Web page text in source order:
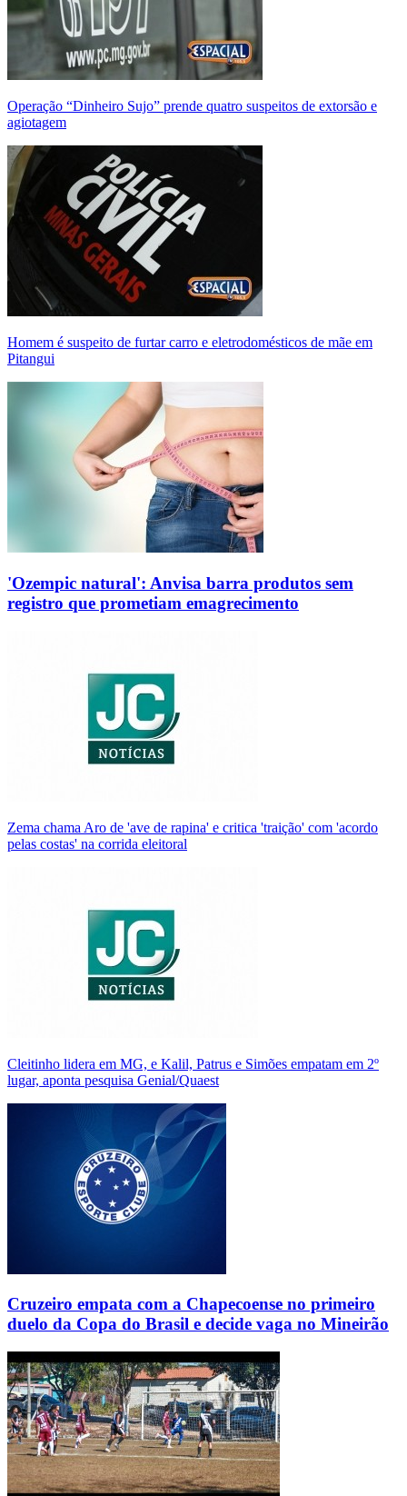
Operação “Dinheiro Sujo” prende quatro suspeitos de extorsão e
agiotagem
Homem é suspeito de furtar carro e eletrodomésticos de mãe em
Pitangui
'Ozempic natural': Anvisa barra produtos sem
registro que prometiam emagrecimento
Zema chama Aro de 'ave de rapina' e critica 'traição' com 'acordo
pelas costas' na corrida eleitoral
Cleitinho lidera em MG, e Kalil, Patrus e Simões empatam em 2º
lugar, aponta pesquisa Genial/Quaest
Cruzeiro empata com a Chapecoense no primeiro
duelo da Copa do Brasil e decide vaga no Mineirão